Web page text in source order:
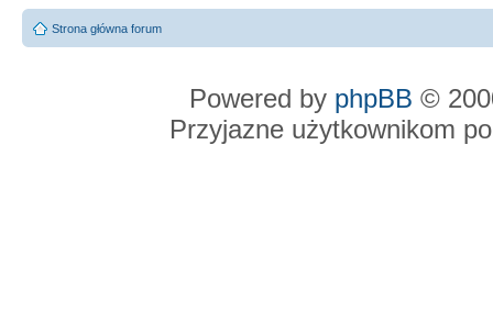
Strona główna forum
Powered by phpBB ©
Przyjazne użytkownikom